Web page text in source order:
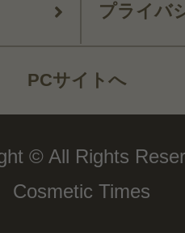
プライバ
PCサイトへ
© All Rights
Cosmetic Times